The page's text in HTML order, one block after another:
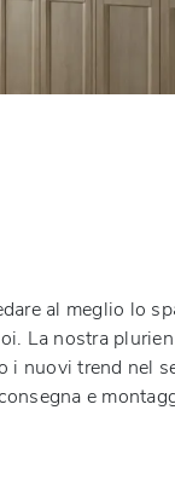
al meglio lo
La nostra
i nuovi trend nel
e